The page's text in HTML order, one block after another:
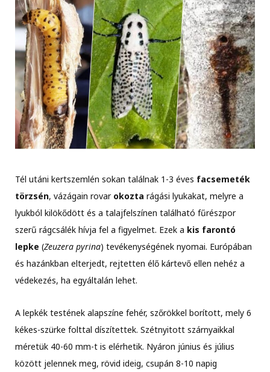
Tél utáni kertszemlén sokan találnak 1-3 éves facsemeték
törzsén, vázágain rovar okozta rágási lyukakat, melyre a
lyukból kilökődött és a talajfelszínen található fűrészpor
szerű rágcsálék hívja fel a figyelmet. Ezek a kis farontó
lepke (Zeuzera pyrina) tevékenységének nyomai. Európában
és hazánkban elterjedt, rejtetten élő kártevő ellen nehéz a
védekezés, ha egyáltalán lehet.
A lepkék testének alapszíne fehér, szőrökkel borított, mely 6
kékes-szürke folttal díszítettek. Szétnyitott szárnyaikkal
méretük 40-60 mm-t is elérhetik. Nyáron június és július
között jelennek meg, rövid ideig, csupán 8-10 napig